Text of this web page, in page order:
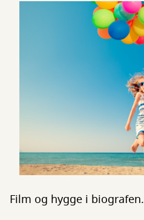
Film og hygge i biografen.